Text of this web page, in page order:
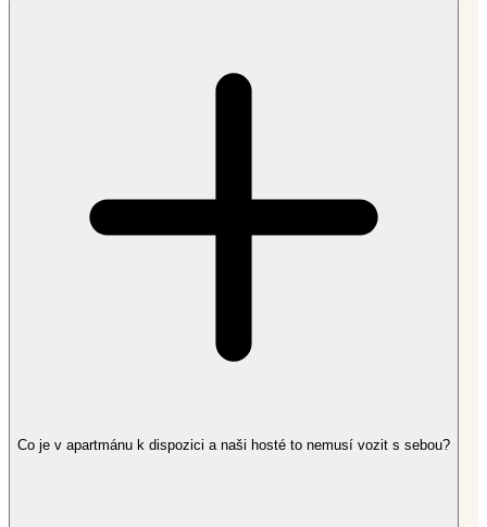
Co je v apartmánu k dispozici a naši hosté to nemusí vozit s sebou?